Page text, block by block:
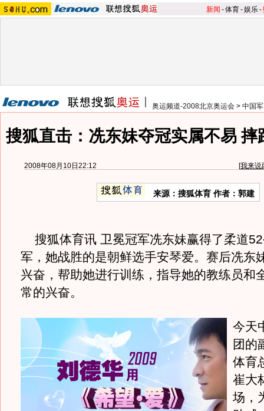
新闻 -体育-娱乐-
奥运频道-2008北京奥运会 > 中国
搜狐直击：冼东妹夺冠实属不易 摔
2008年08月10日22:12 [我来说
来源：搜狐体育 作者：郭建
搜狐体育讯 卫冕冠军冼东妹赢得了柔道
军，她战胜的是朝鲜选手安琴爱。赛后冼东
兴奋，帮助她进行训练，指导她的教练员和
常的兴奋。
今天
团的
体育
崔大
场，